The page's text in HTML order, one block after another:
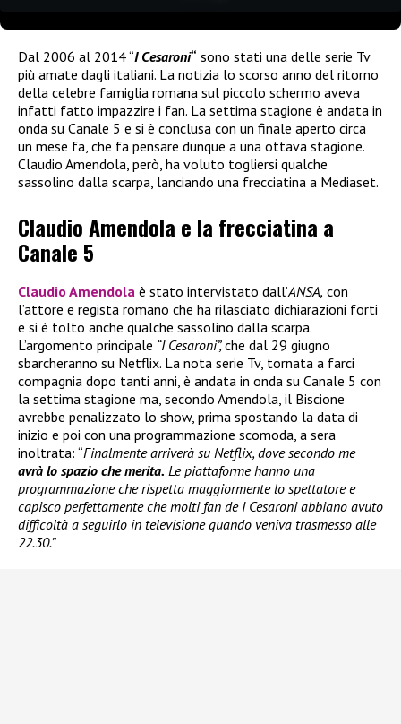
Dal 2006 al 2014 “I Cesaroni“ sono stati una delle serie Tv
più amate dagli italiani. La notizia lo scorso anno del ritorno
della celebre famiglia romana sul piccolo schermo aveva
infatti fatto impazzire i fan. La settima stagione è andata in
onda su Canale 5 e si è conclusa con un finale aperto circa
un mese fa, che fa pensare dunque a una ottava stagione.
Claudio Amendola, però, ha voluto togliersi qualche
sassolino dalla scarpa, lanciando una frecciatina a Mediaset.
Claudio Amendola e la frecciatina a
Canale 5
Claudio Amendola è stato intervistato dall’ANSA, con
l’attore e regista romano che ha rilasciato dichiarazioni forti
e si è tolto anche qualche sassolino dalla scarpa.
L’argomento principale “I Cesaroni”,che dal 29 giugno
sbarcheranno su Netflix. La nota serie Tv, tornata a farci
compagnia dopo tanti anni, è andata in onda su Canale 5 con
la settima stagione ma, secondo Amendola, il Biscione
avrebbe penalizzato lo show, prima spostando la data di
inizio e poi con una programmazione scomoda, a sera
inoltrata: “Finalmente arriverà su Netflix, dove secondo me
avrà lo spazio che merita. Le piattaforme hanno una
programmazione che rispetta maggiormente lo spettatore e
capisco perfettamente che molti fan de I Cesaroni abbiano avuto
difficoltà a seguirlo in televisione quando veniva trasmesso alle
22.30.”